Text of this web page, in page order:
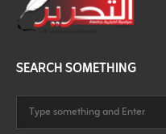
SEARCH SOMETHING